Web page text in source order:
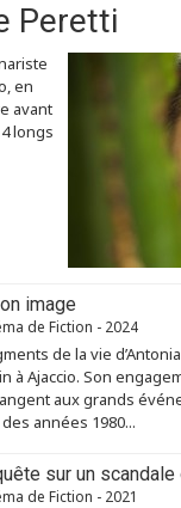
Peretti
en
avant
longs
image
de Fiction - 2024
de la vie
à Ajaccio. Son
aux grands
des années 1980...
sur un scandale
de Fiction - 2021